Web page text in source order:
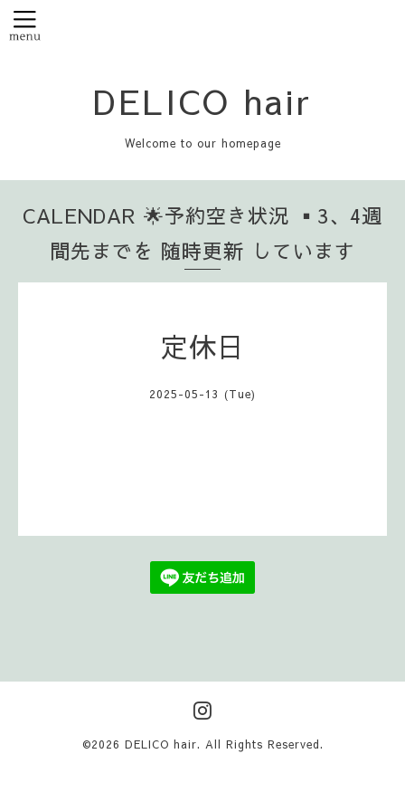
DELICO hair
Welcome to our homepage
CALENDAR 🌟予約空き状況 ▪️3、4週
間先までを 随時更新 しています
定休日
2025-05-13 (Tue)
©2026 DELICO hair. All Rights Reserved.